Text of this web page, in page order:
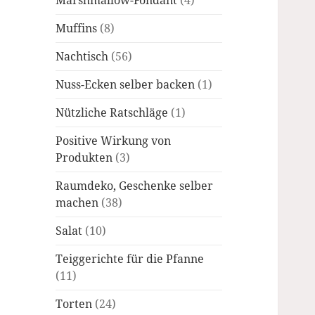
Muffins (8)
Nachtisch (56)
Nuss-Ecken selber backen (1)
Nützliche Ratschläge (1)
Positive Wirkung von
Produkten (3)
Raumdeko, Geschenke selber
machen (38)
Salat (10)
Teiggerichte für die Pfanne
(11)
Torten (24)